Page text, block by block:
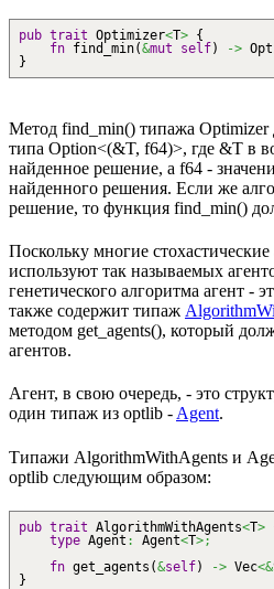
pub trait Optimizer<T> {
fn find_min(&mut self) ->
}
Метод find_min() типажа Optimizer
типа Option<(&T, f64)>, где &T в
найденное решение, а f64 -
найденного решения. Если же
решение, то функция find_min()
Поскольку многие
используют так называемых
генетического алгоритма агент -
также содержит типаж
методом get_agents(), который
агентов.
Агент, в свою очередь, - это
один типаж из optlib -Agent.
Типажи AlgorithmWithAgents и
optlib следующим образом:
pub trait AlgorithmWithAgents<T>
type Agent : Agent<T>;
fn get_agents (&self) -> Vec<&
}